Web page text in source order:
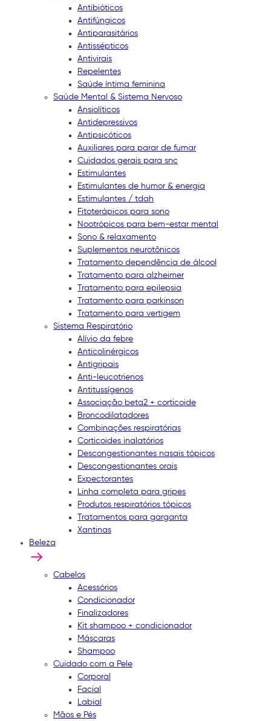
Antibióticos
Antifúngicos
Antiparasitários
Antissépticos
Antivirais
Repelentes
Saúde íntima feminina
Saúde Mental & Sistema Nervoso
Ansiolíticos
Antidepressivos
Antipsicóticos
Auxiliares para parar de fumar
Cuidados gerais para snc
Estimulantes
Estimulantes de humor & energia
Estimulantes / tdah
Fitoterápicos para sono
Nootrópicos para bem-estar mental
Sono & relaxamento
Suplementos neurotônicos
Tratamento dependência de álcool
Tratamento para alzheimer
Tratamento para epilepsia
Tratamento para parkinson
Tratamento para vertigem
Sistema Respiratório
Alívio da febre
Anticolinérgicos
Antigripais
Anti-leucotrienos
Antitussígenos
Associação beta2 + corticoide
Broncodilatadores
Combinações respiratórias
Corticoides inalatórios
Descongestionantes nasais tópicos
Descongestionantes orais
Expectorantes
Linha completa para gripes
Produtos respiratórios tópicos
Tratamentos para garganta
Xantinas
Beleza
Cabelos
Acessórios
Condicionador
Finalizadores
Kit shampoo + condicionador
Máscaras
Shampoo
Cuidado com a Pele
Corporal
Facial
Labial
Mãos e Pés